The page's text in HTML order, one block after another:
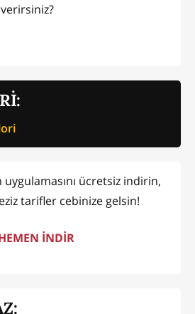
verirsiniz?
uygulamasını ücretsiz indirin,
tarifler cebinize gelsin!
İNDİR